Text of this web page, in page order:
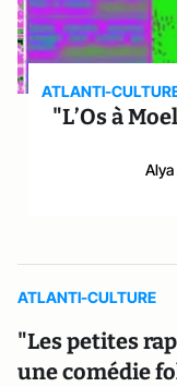
ATLANTI-
"L’Os à
ATLANTI-CULTURE
"Les petites
une comédie